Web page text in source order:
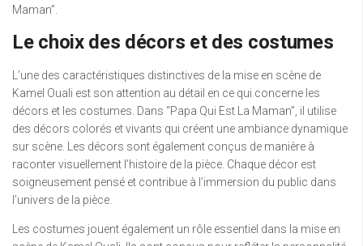
Maman”.
Le choix des décors et des costumes
L’une des caractéristiques distinctives de la mise en scène de
Kamel Ouali est son attention au détail en ce qui concerne les
décors et les costumes. Dans “Papa Qui Est La Maman”, il utilise
des décors colorés et vivants qui créent une ambiance dynamique
sur scène. Les décors sont également conçus de manière à
raconter visuellement l’histoire de la pièce. Chaque décor est
soigneusement pensé et contribue à l’immersion du public dans
l’univers de la pièce.
Les costumes jouent également un rôle essentiel dans la mise en